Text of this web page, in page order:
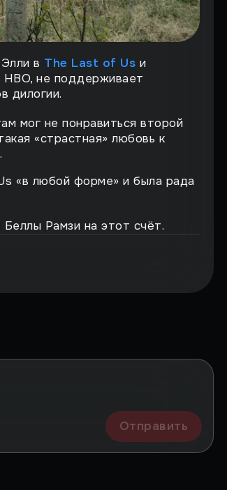
в The Last of Us и
HBO, не поддерживает
дилогии.
мог не понравиться второй
«страстная» любовь к
«в любой форме» и была рада
Рамзи на этот счёт.
Отправить